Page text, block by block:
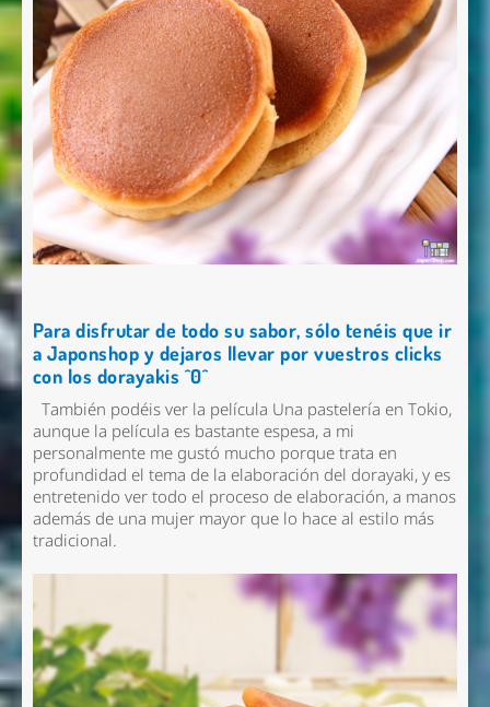
Para disfrutar de todo su sabor, sólo tenéis que ir
a Japonshop y dejaros llevar por vuestros clicks
con los dorayakis ^0^
También podéis ver la película Una pastelería en Tokio,
aunque la película es bastante espesa, a mi
personalmente me gustó mucho porque trata en
profundidad el tema de la elaboración del dorayaki, y es
entretenido ver todo el proceso de elaboración, a manos
además de una mujer mayor que lo hace al estilo más
tradicional.